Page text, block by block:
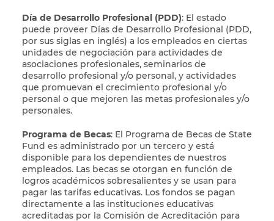
Día de Desarrollo Profesional (PDD): El estado
puede proveer Días de Desarrollo Profesional (PDD,
por sus siglas en inglés) a los empleados en ciertas
unidades de negociación para actividades de
asociaciones profesionales, seminarios de
desarrollo profesional y/o personal, y actividades
que promuevan el crecimiento profesional y/o
personal o que mejoren las metas profesionales y/o
personales.
Programa de Becas: El Programa de Becas de State
Fund es administrado por un tercero y está
disponible para los dependientes de nuestros
empleados. Las becas se otorgan en función de
logros académicos sobresalientes y se usan para
pagar las tarifas educativas. Los fondos se pagan
directamente a las instituciones educativas
acreditadas por la Comisión de Acreditación para